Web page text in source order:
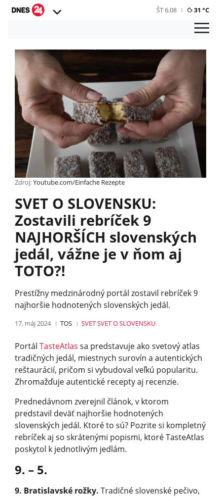
ŠT 6.08 31 °C
Zdroj:Youtube.com/Einfache Rezepte
SVET O SLOVENSKU:
Zostavili rebríček 9
NAJHORŠÍCH slovenských
jedál, vážne je v ňom aj
TOTO?!
Prestížny medzinárodný portál zostavil rebríček 9
najhoršie hodnotených slovenských jedál.
17. máj 2024 TOS SVETSVET O SLOVENSKU
Portál TasteAtlas sa predstavuje ako svetový atlas
tradičných jedál, miestnych surovín a autentických
reštaurácií, pričom si vybudoval veľkú popularitu.
Zhromažďuje autentické re­cepty aj recenzie.
Prednedávnom zverejnil článok, v ktorom
predstavil deväť najhoršie hodnotených
slovenských jedál. Ktoré to sú? Pozrite si kompletný
rebríček aj so skrátenými popismi, ktoré TasteAtlas
poskytol k jednotlivým jedlám.
9. – 5.
9. Bratislavské rožky. Tradičné slovenské pečivo,